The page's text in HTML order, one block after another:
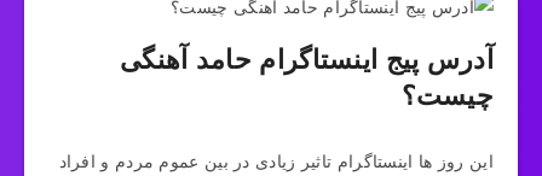
آدرس پیج اینستاگرام حامد آهنگی
چیست؟
این روز ها اینستاگرام تاثیر زیادی در بین عموم مردم و افراد